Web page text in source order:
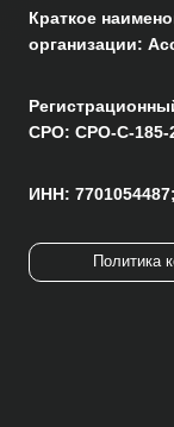
Краткое
организации:
СРО: СРО-С-185-
ИНН:
Политика